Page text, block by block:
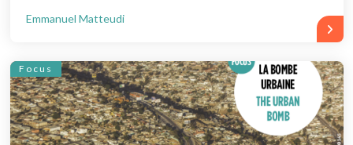
Emmanuel Matteudi
Focus